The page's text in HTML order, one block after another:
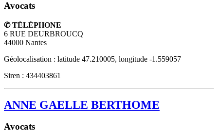
Avocats
✆ TÉLÉPHONE
6 RUE DEURBROUCQ
44000 Nantes
Géolocalisation : latitude 47.210005, longitude -1.559057
Siren : 434403861
ANNE GAELLE BERTHOME
Avocats